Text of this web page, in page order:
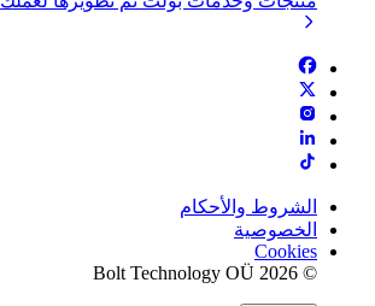
الشروط والأحكام
الخصوصية
Cookies
© 2026 Bolt Technology OÜ